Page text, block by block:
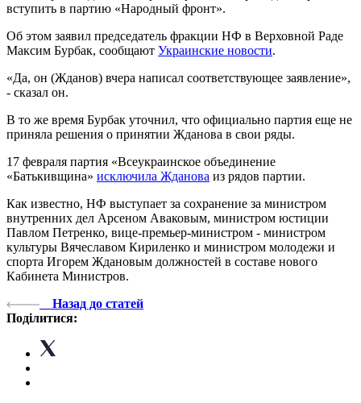
вступить в партию «Народный фронт».
Об этом заявил председатель фракции НФ в Верховной Раде
Максим Бурбак, сообщают Украинские новости.
«Да, он (Жданов) вчера написал соответствующее заявление»,
- сказал он.
В то же время Бурбак уточнил, что официально партия еще не
приняла решения о принятии Жданова в свои ряды.
17 февраля партия «Всеукраинское объединение
«Батькивщина» исключила Жданова из рядов партии.
Как известно, НФ выступает за сохранение за министром
внутренних дел Арсеном Аваковым, министром юстиции
Павлом Петренко, вице-премьер-министром - министром
культуры Вячеславом Кириленко и министром молодежи и
спорта Игорем Ждановым должностей в составе нового
Кабинета Министров.
Назад до статей
Поділитися: